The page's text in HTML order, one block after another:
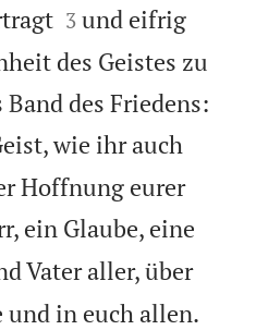

3 und eifrig
des Geistes zu
des Friedens:
wie ihr auch
Hoffnung eurer
ein Glaube, eine
Vater aller, über
in euch allen.